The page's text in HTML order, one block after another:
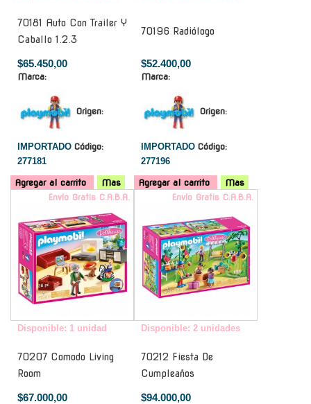
70181 Auto Con Trailer Y
Caballo 1.2.3
$65.450,00
Marca:
Origen:
IMPORTADO Código:
277181
Agregar al carrito Mas
70196 Radiólogo
$52.400,00
Marca:
Origen:
IMPORTADO Código:
277196
Agregar al carrito
Mas
Envío Gratis C.A.B.A.
Disponible: 1 unidad
70207 Comodo Living
Room
$67.000,00
Envío Gratis C.A.B.A.
Disponible: 2 unidades
70212 Fiesta De
Cumpleaños
$94.000,00